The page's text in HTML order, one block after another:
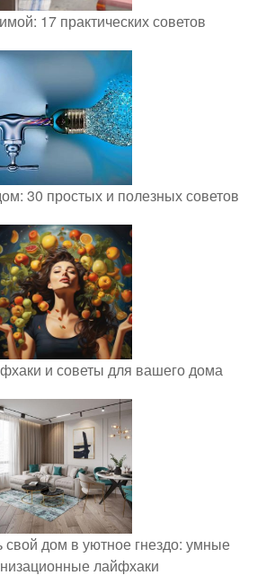
17 практических советов
30 простых и полезных советов
и советы для вашего дома
свой дом в уютное гнездо: умные
лайфхаки